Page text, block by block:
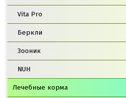
Vita Pro
Беркли
Зооник
NUH
Лечебные корма